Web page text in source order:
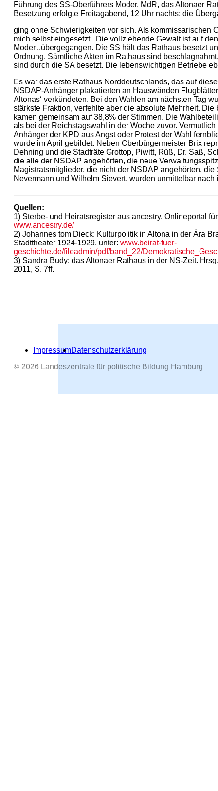
Führung des SS-Oberführers Moder, MdR, das Altonaer
Besetzung erfolgte Freitagabend, 12 Uhr nachts; die
ging ohne Schwierigkeiten vor sich. Als kommissarischen
mich selbst eingesetzt...Die vollziehende Gewalt ist auf
Moder...übergegangen. Die SS hält das Rathaus besetzt
Ordnung. Sämtliche Akten im Rathaus sind
sind durch die SA besetzt. Die lebenswichtigen Betriebe
Es war das erste Rathaus Norddeutschlands, das auf
NSDAP-Anhänger plakatierten an Hauswänden
Altonas‘ verkündeten. Bei den Wahlen am nächsten Tag
stärkste Fraktion, verfehlte aber die absolute Mehrheit. Die
kamen gemeinsam auf 38,8% der Stimmen. Die
als bei der Reichstagswahl in der Woche zuvor.
Anhänger der KPD aus Angst oder Protest der Wahl
wurde im April gebildet. Neben Oberbürgermeister Brix
Dehning und die Stadträte Grottop, Piwitt, Rüß, Dr. Saß,
die alle der NSDAP angehörten, die neue
Magistratsmitglieder, die nicht der NSDAP angehörten,
Nevermann und Wilhelm Sievert, wurden unmittelbar nach
Quellen:
1) Sterbe- und Heiratsregister aus ancestry. Onlineportal
www.ancestry.de/
2) Johannes tom Dieck: Kulturpolitik in Altona in der Ära
Stadttheater 1924-1929, unter: www.beirat-fuer-
geschichte.de/fileadmin/pdf/band_22/
3) Sandra Budy: das Altonaer Rathaus in der NS-Zeit.
2011, S. 7ff.
ImpressumDatenschutzerklärung
© 2026 Landeszentrale für politische Bildung Hamburg